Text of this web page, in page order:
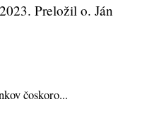
2023. Preložil o. Ján
čoskoro...